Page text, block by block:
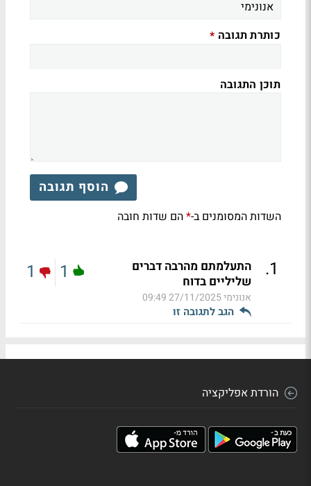
כותרת תגובה *
תוכן התגובה
הוסף תגובה
השדות המסומנים ב-*הם שדות חובה
1
.
התעלמתם מהרבה דברים
שליליים בדוח
אנונימי27/11/2025 09:49
הגב לתגובה זו
1
1
הורדת אפליקציה